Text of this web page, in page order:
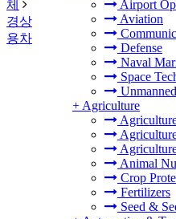
Airport
Aviation
Defense
Naval
Space
+ Agriculture
Animal
Crop
Fertilizers
Seed &
체
경상
용차